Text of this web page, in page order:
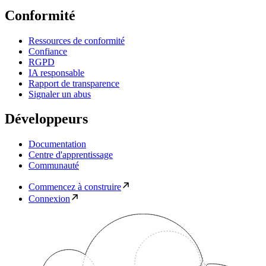
Conformité
Ressources de conformité
Confiance
RGPD
IA responsable
Rapport de transparence
Signaler un abus
Développeurs
Documentation
Centre d'apprentissage
Communauté
Commencez à construire
Connexion